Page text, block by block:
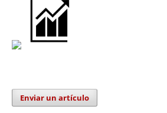
Enviar un artículo